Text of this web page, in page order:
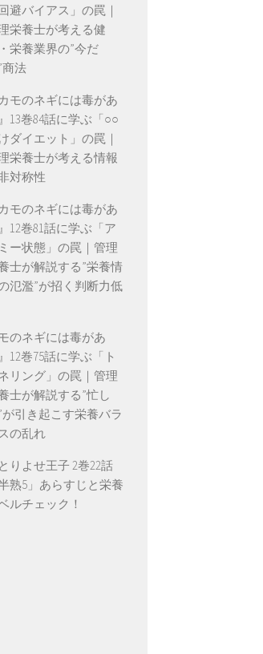
避バイアス」の罠｜
栄養士が考える健
栄養業界の”今だ
商法
カモのネギには毒があ
13巻84話に学ぶ「○○
ダイエット」の罠｜
栄養士が考える情報
対称性
カモのネギには毒があ
12巻81話に学ぶ「ア
ー状態」の罠｜管理
士が解説する”栄養情
氾濫”が招く判断力低
のネギには毒があ
12巻75話に学ぶ「ト
リング」の罠｜管理
士が解説する”忙し
が引き起こす栄養バラ
の乱れ
りよせ王子 2巻22話
半熟5」あらすじと栄養
ルチェック！